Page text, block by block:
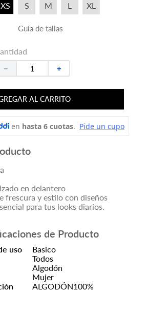
XS S M L XL
Guía de tallas
＋
－
AL CARRITO
en delantero
frescura y estilo con diseños
para tus looks diarios.
de Producto
uso
Basico
Todos
Algodón
Mujer
ALGODÓN100%